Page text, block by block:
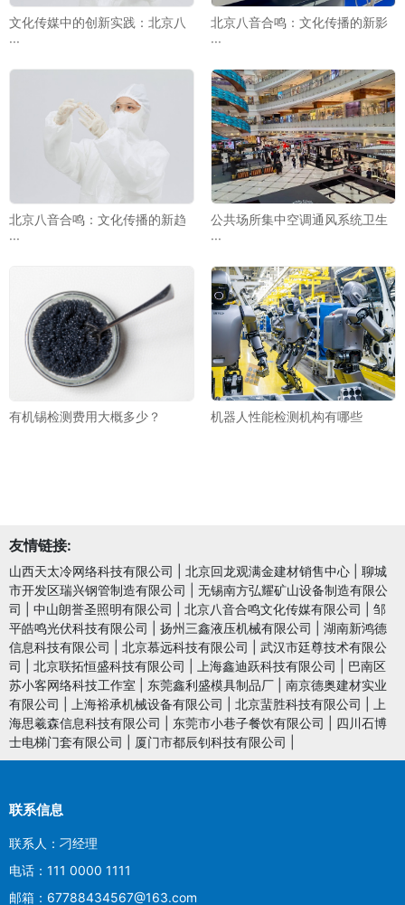
文化传媒中的创新实践：北京八
···
北京八音合鸣：文化传播的新影
···
北京八音合鸣：文化传播的新趋
···
公共场所集中空调通风系统卫生
···
有机锡检测费用大概多少？ 机器人性能检测机构有哪些
友情链接:
山西天太冷网络科技有限公司 北京回龙观满金建材销售中心
聊城
市开发区瑞兴钢管制造有限公司
无锡南方弘耀矿山设备制造有限公
司
中山朗誉圣照明有限公司 北京八音合鸣文化传媒有限公司
邹
平皓鸣光伏科技有限公司
扬州三鑫液压机械有限公司
湖南新鸿德
信息科技有限公司
北京慕远科技有限公司
武汉市廷尊技术有限公
司
北京联拓恒盛科技有限公司 上海鑫迪跃科技有限公司
巴南区
苏小客网络科技工作室
东莞鑫利盛模具制品厂
南京德奥建材实业
有限公司
上海裕承机械设备有限公司 北京蜚胜科技有限公司
上
海思羲森信息科技有限公司
东莞市小巷子餐饮有限公司
四川石博
士电梯门套有限公司
厦门市都辰钊科技有限公司
联系信息
联系人：刁经理
电话：111 0000 1111
邮箱：67788434567@163.com